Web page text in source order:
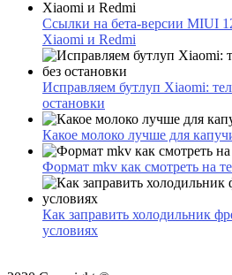
Ссылки на бета-версии MIUI
Xiaomi и Redmi
Исправляем бутлуп Xiaomi:
остановки
Какое молоко лучше для
Формат mkv как смотреть на
Как заправить холодильник
условиях